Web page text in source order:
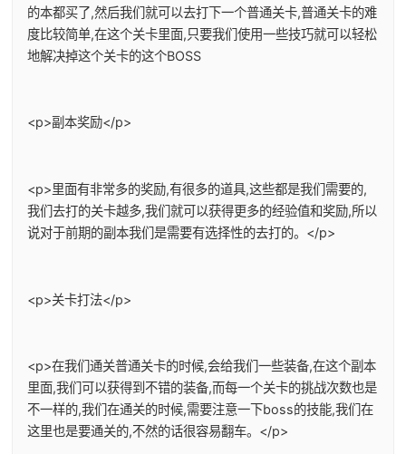
的本都买了,然后我们就可以去打下一个普通关卡,普通关卡的难
度比较简单,在这个关卡里面,只要我们使用一些技巧就可以轻松
地解决掉这个关卡的这个BOSS
<p>副本奖励</p>
<p>里面有非常多的奖励,有很多的道具,这些都是我们需要的,
我们去打的关卡越多,我们就可以获得更多的经验值和奖励,所以
说对于前期的副本我们是需要有选择性的去打的。</p>
<p>关卡打法</p>
<p>在我们通关普通关卡的时候,会给我们一些装备,在这个副本
里面,我们可以获得到不错的装备,而每一个关卡的挑战次数也是
不一样的,我们在通关的时候,需要注意一下boss的技能,我们在
这里也是要通关的,不然的话很容易翻车。</p>